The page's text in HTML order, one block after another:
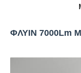
ΦΛΥΙΝ 7000Lm